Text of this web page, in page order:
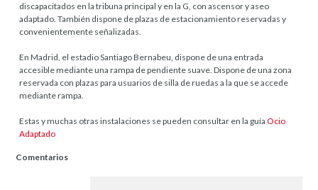
discapacitados en la tribuna principal y en la G, con ascensor y aseo
adaptado. También dispone de plazas de estacionamiento reservadas y
convenientemente señalizadas.
En Madrid, el estadio Santiago Bernabeu, dispone de una entrada
accesible mediante una rampa de pendiente suave. Dispone de una zona
reservada con plazas para usuarios de silla de ruedas a la que se accede
mediante rampa.
Estas y muchas otras instalaciones se pueden consultar en la guíaOcio
Adaptado
Comentarios